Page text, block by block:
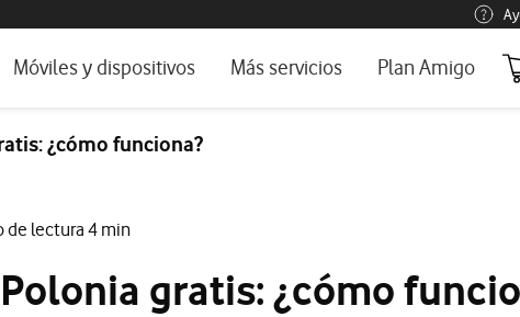
ayuda e idioma
Móviles y dispositivos Más servicios Plan Amigo
¿cómo funciona?
de lectura 4 min
gratis: ¿cómo